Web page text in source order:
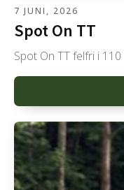
7 JUNI, 2026
Spot On TT
Spot On TT felfri i